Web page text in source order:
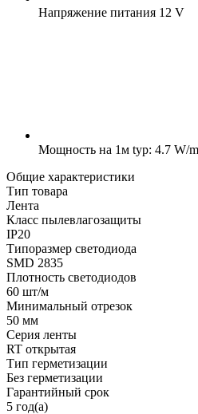
Напряжение питания 12 V
Мощность на 1м typ: 4.7 W/
Общие характеристики
Тип товара
Лента
Класс пылевлагозащиты
IP20
Типоразмер светодиода
SMD 2835
Плотность светодиодов
60 шт/м
Минимальный отрезок
50 мм
Серия ленты
RT открытая
Тип герметизации
Без герметизации
Гарантийный срок
5 год(а)